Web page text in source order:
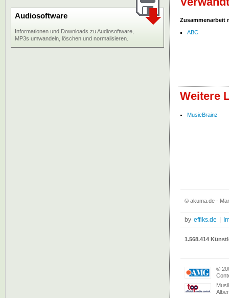
Zusammenarbeit
ABC
Weitere
MusicBrainz
Audiosoftware
Informationen und Downloads zu Audiosoftware,
MP3s umwandeln, löschen und normalisieren.
© akuma.de -
by effiks.de
1.568.414
©